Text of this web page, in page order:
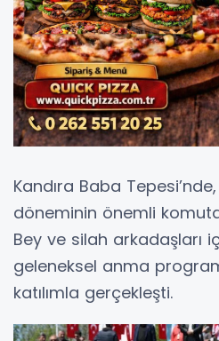
Kandıra Baba
döneminin önemli
Bey ve silah arkadaşları
geleneksel anma
katılımla gerçekleşti.